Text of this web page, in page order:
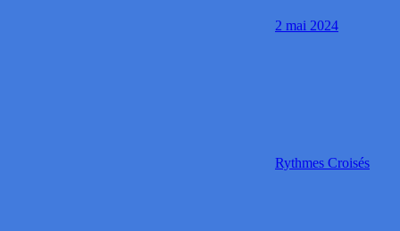
2 mai 2024
Rythmes Croisés